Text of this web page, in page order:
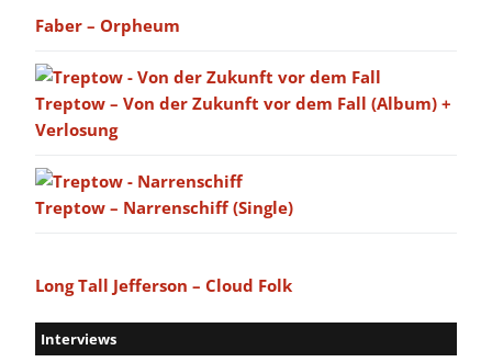
Faber – Orpheum
Treptow – Von der Zukunft vor dem Fall (Album) +
Verlosung
Treptow – Narrenschiff (Single)
Long Tall Jefferson – Cloud Folk
Interviews